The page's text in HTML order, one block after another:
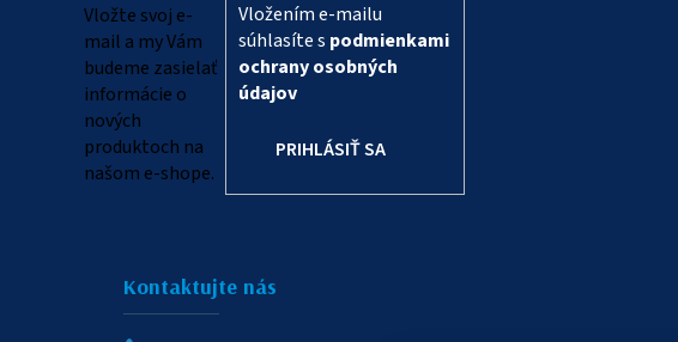
Vložte svoj e-
mail a my Vám
budeme zasielať
informácie o
nových
produktoch na
našom e-shope.
Vložením e-mailu
súhlasíte s podmienkami
ochrany osobných
údajov
PRIHLÁSIŤ SA
Kontaktujte nás